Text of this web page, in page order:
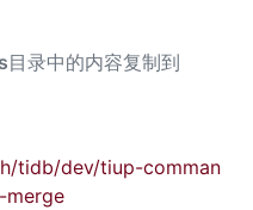
目录中的内容复制到
tidb/dev/tiup-comman